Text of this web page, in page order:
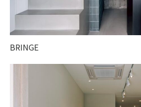
BRINGE